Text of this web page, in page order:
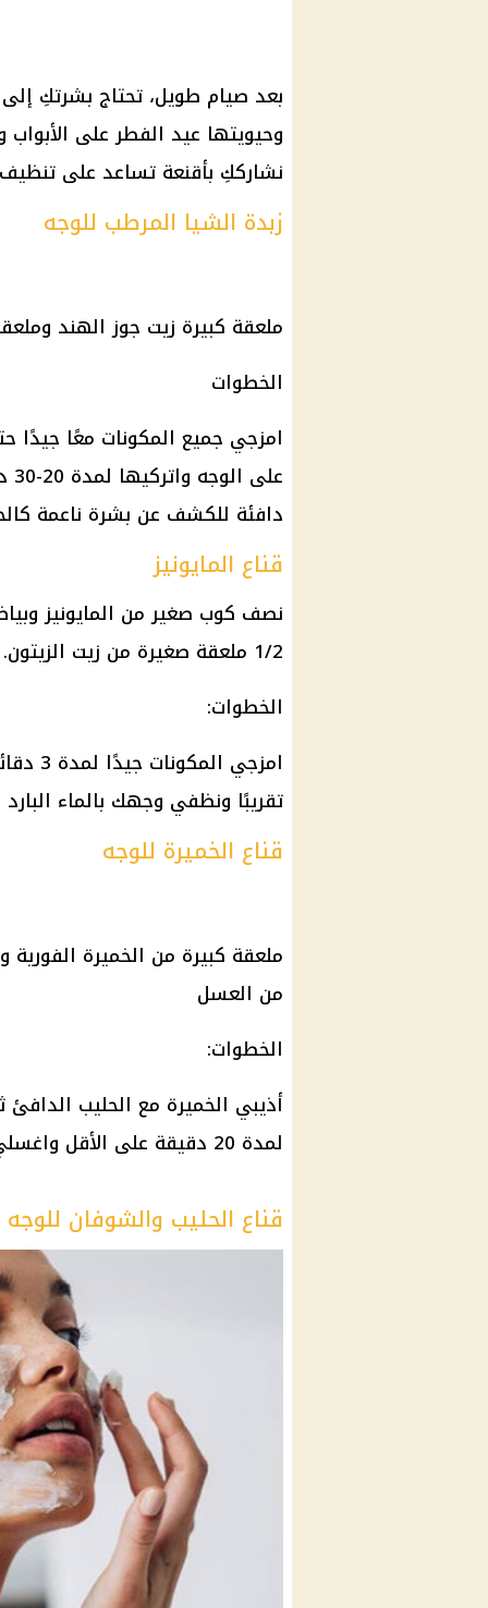
بعد صيام طويل، تحتاج بشرتكِ
وحيويتها عيد الفطر على
نشارككِ بأقنعة تساعد على
زبدة الشيا المرطب للوجه
ملعقة كبيرة زيت جوز الهند
الخطوات
امزجي جميع المكونات معًا
دافئة للكشف عن بشرة ناعمة
قناع المايونيز
نصف كوب صغير من المايونيز
1/2 ملعقة صغيرة من زيت الزيتون.
الخطوات:
تقريبًا ونظفي وجهك بالماء
قناع الخميرة للوجه
ملعقة كبيرة من الخميرة
من العسل
الخطوات:
أذيبي الخميرة مع الحليب
لمدة 20 دقيقة على الأقل واغسلي وجهك بالماء الدافئ ثم بالماء البارد.
قناع الحليب والشوفان للوجه